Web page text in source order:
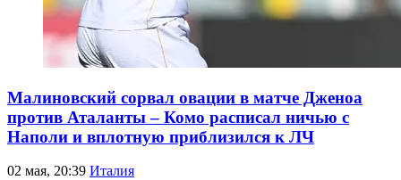
Малиновский сорвал овации в матче Дженоа
против Аталанты – Комо расписал ничью с
Наполи и вплотную приблизился к ЛЧ
02 мая, 20:39 Италия